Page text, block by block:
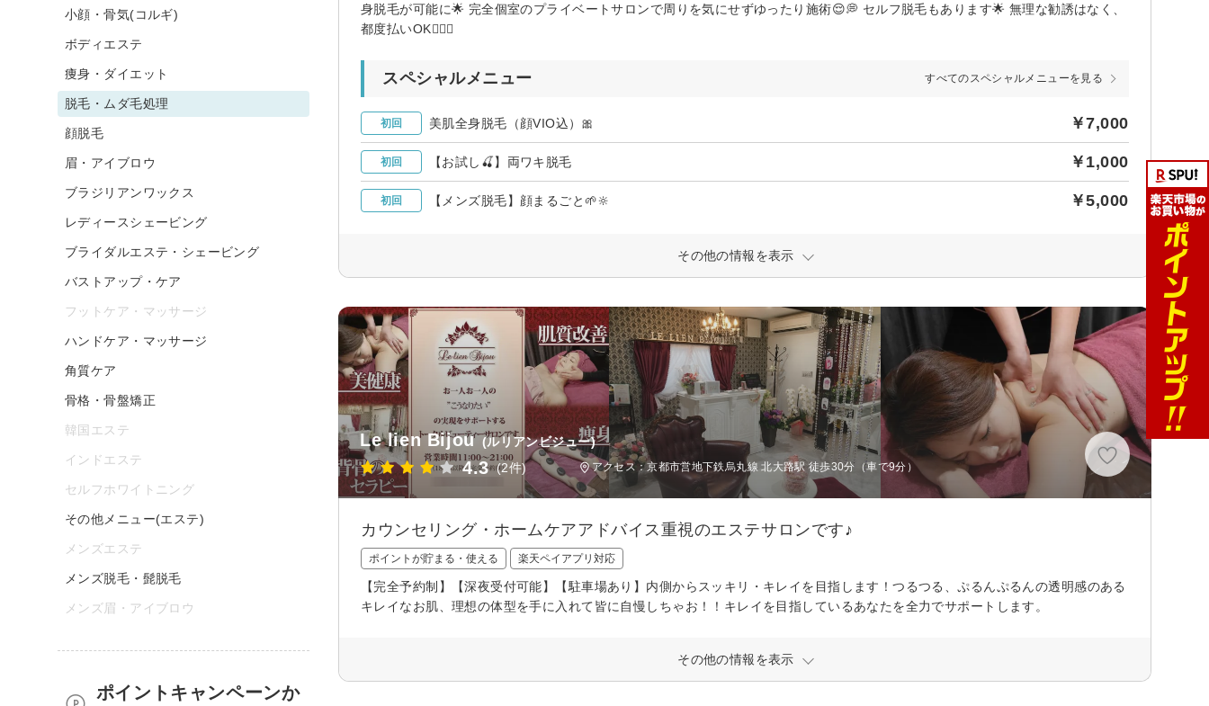
身脱毛が可能に🌟 完全個室のプライベートサロンで周りを気にせずゆったり施術😌💭 セルフ脱毛もあります🌟 無理な勧誘はなく、
都度払いOK🙆🏻‍♀️
スペシャルメニュー すべてのスペシャルメニューを見る
初回 美肌全身脱毛（顔VIO込）🎀 ￥7,000
初回 【お試し🍒】両ワキ脱毛 ￥1,000
初回 【メンズ脱毛】顔まるごと🌱🔆 ￥5,000
その他の情報を表示
Le lien Bijou (ルリアンビジュー)
4.3 (2件) アクセス：京都市営地下鉄烏丸線 北大路駅 徒歩30分（車で9分）
カウンセリング・ホームケアアドバイス重視のエステサロンです♪
ポイントが貯まる・使える 楽天ペイアプリ対応
【完全予約制】【深夜受付可能】【駐車場あり】内側からスッキリ・キレイを目指します！つるつる、ぷるんぷるんの透明感のある
キレイなお肌、理想の体型を手に入れて皆に自慢しちゃお！！キレイを目指しているあなたを全力でサポートします。
その他の情報を表示
小顔・骨気(コルギ)
ボディエステ
痩身・ダイエット
脱毛・ムダ毛処理
顔脱毛
眉・アイブロウ
ブラジリアンワックス
レディースシェービング
ブライダルエステ・シェービング
バストアップ・ケア
フットケア・マッサージ
ハンドケア・マッサージ
角質ケア
骨格・骨盤矯正
韓国エステ
インドエステ
セルフホワイトニング
その他メニュー(エステ)
メンズエステ
メンズ脱毛・髭脱毛
メンズ眉・アイブロウ
ポイントキャンペーンか